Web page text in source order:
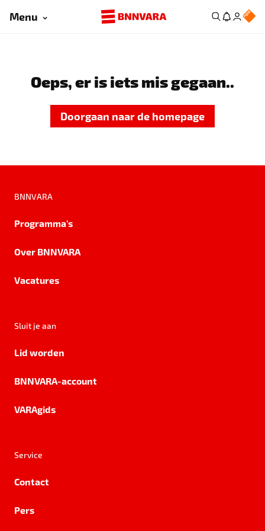
Menu
Oeps, er is iets mis gegaan..
Doorgaan naar de homepage
BNNVARA
Programma's
Over BNNVARA
Vacatures
Sluit je aan
Lid worden
BNNVARA-account
VARAgids
Service
Contact
Pers